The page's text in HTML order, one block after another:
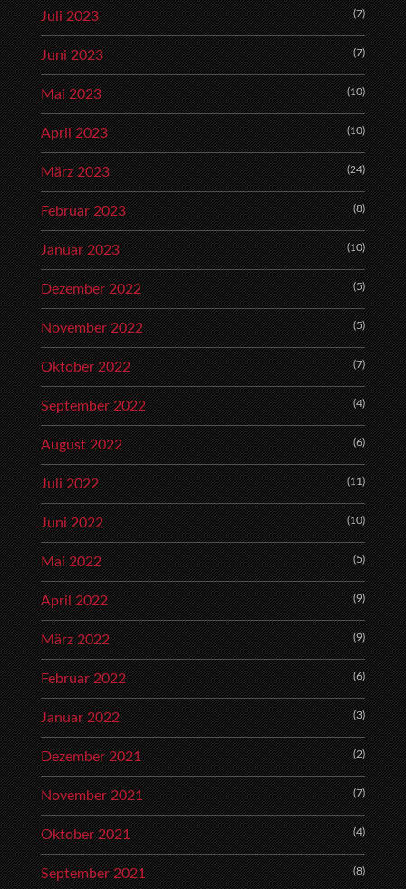
Juli 2023 (7)
Juni 2023 (7)
Mai 2023 (10)
April 2023 (10)
März 2023 (24)
Februar 2023 (8)
Januar 2023 (10)
Dezember 2022 (5)
November 2022 (5)
Oktober 2022 (7)
September 2022 (4)
August 2022 (6)
Juli 2022 (11)
Juni 2022 (10)
Mai 2022 (5)
April 2022 (9)
März 2022 (9)
Februar 2022 (6)
Januar 2022 (3)
Dezember 2021 (2)
November 2021 (7)
Oktober 2021 (4)
September 2021 (8)